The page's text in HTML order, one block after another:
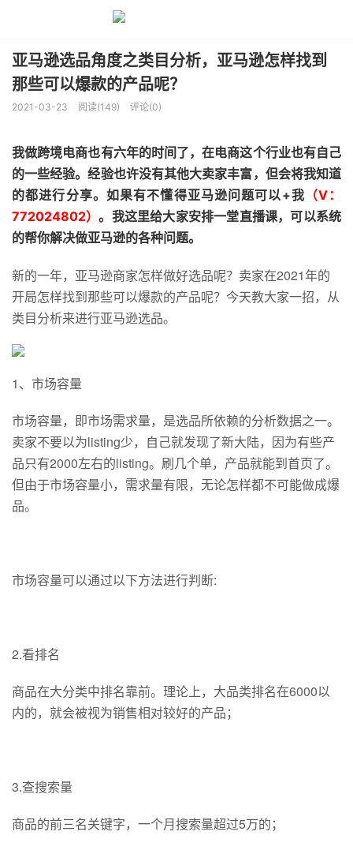
亚马逊选品角度之类目分析，亚马逊怎样找到
那些可以爆款的产品呢？
2021-03-23 阅读(149) 评论(0)
我做跨境电商也有六年的时间了，在电商这个行业也有自己
的一些经验。经验也许没有其他大卖家丰富，但会将我知道
的都进行分享。如果有不懂得亚马逊问题可以+我 （V：
772024802）。我这里给大家安排一堂直播课，可以系统
的帮你解决做亚马逊的各种问题。
新的一年，亚马逊商家怎样做好选品呢？卖家在2021年的
开局怎样找到那些可以爆款的产品呢？今天教大家一招，从
类目分析来进行亚马逊选品。
1、市场容量
市场容量，即市场需求量，是选品所依赖的分析数据之一。
卖家不要以为listing少，自己就发现了新大陆，因为有些产
品只有2000左右的listing。刷几个单，产品就能到首页了。
但由于市场容量小，需求量有限，无论怎样都不可能做成爆
品。
市场容量可以通过以下方法进行判断:
2.看排名
商品在大分类中排名靠前。理论上，大品类排名在6000以
内的，就会被视为销售相对较好的产品；
3.查搜索量
商品的前三名关键字，一个月搜索量超过5万的；